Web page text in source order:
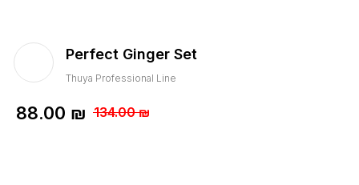
Perfect Ginger Set
Thuya Professional Line
88.00 ₪ 134.00 ₪